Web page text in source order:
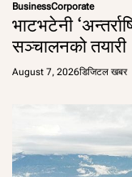
BusinessCorporate
भाटभटेनी
सञ्चालनको तयारी
August 7, 2026डिजिटल खबर